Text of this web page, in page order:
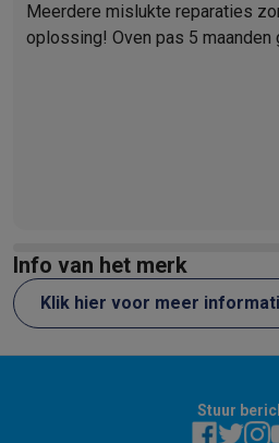
Meerdere mislukte reparaties
oplossing! Oven pas 5 maanden
Info van het merk
Klik hier voor meer
Stuur